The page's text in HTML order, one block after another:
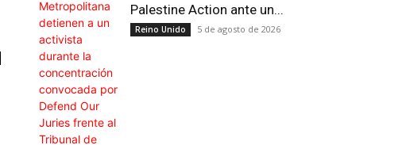
Palestine Action ante un...
Reino Unido 5 de agosto de 2026